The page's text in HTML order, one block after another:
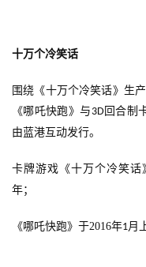
机
游
戏
休
闲
戏
十万个冷笑话
围绕《十万个冷笑话》生
《哪吒快跑》与 3D回合制
由蓝港互动发行。
卡牌游戏《十万个冷笑话
年；
《哪吒快跑》于2016年1月